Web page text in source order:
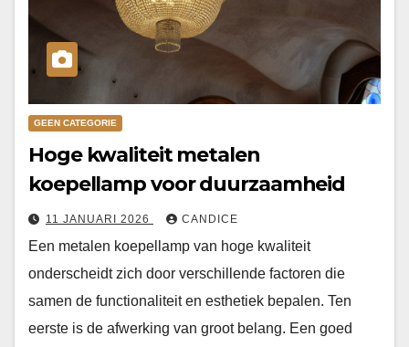
GEEN CATEGORIE
Hoge kwaliteit metalen
koepellamp voor duurzaamheid
11 JANUARI 2026 CANDICE
Een metalen koepellamp van hoge kwaliteit
onderscheidt zich door verschillende factoren die
samen de functionaliteit en esthetiek bepalen. Ten
eerste is de afwerking van groot belang. Een goed